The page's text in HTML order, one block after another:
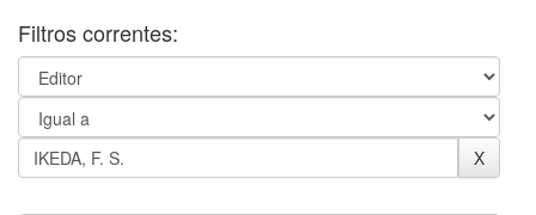
Filtros correntes: